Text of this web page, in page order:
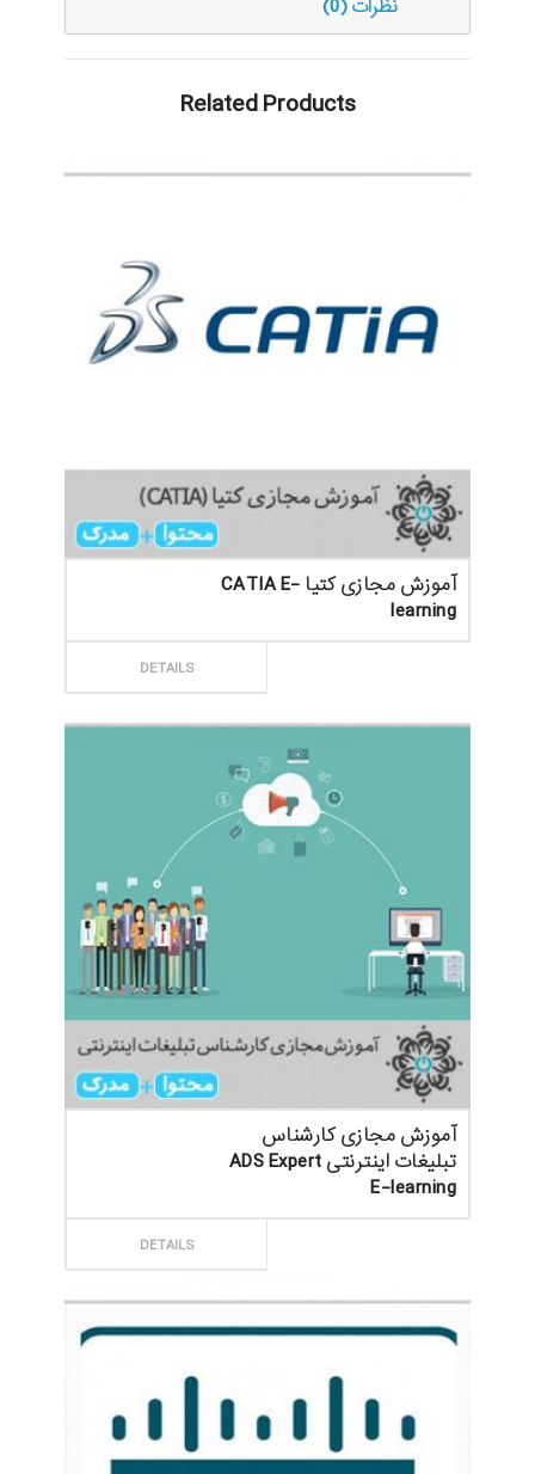
نظرات (0)
Related Products
آموزش مجازی کتیا CATIA E-
learning
DETAILS
آموزش مجازی کارشناس
تبلیغات اینترنتی ADS Expert
E-learning
DETAILS